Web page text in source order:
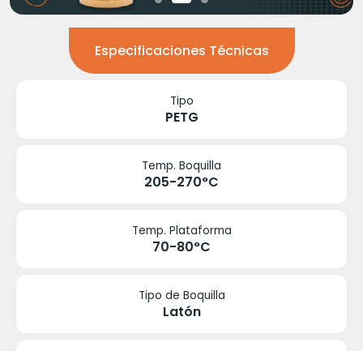
Especificaciones Técnicas
Tipo
PETG
Temp. Boquilla
205-270°C
Temp. Plataforma
70-80°C
Tipo de Boquilla
Latón